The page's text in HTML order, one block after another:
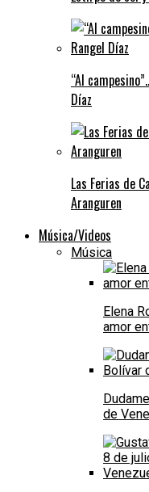
“Al
Díaz
Las Ferias de
Aranguren
Música/Videos
Música
Elena
amor
de